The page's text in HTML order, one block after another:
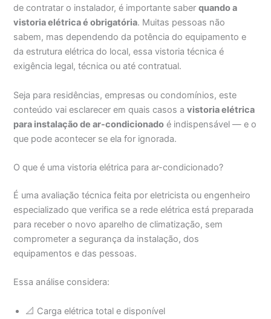
de contratar o instalador, é importante saberquando a
vistoria elétrica é obrigatória. Muitas pessoas não
sabem, mas dependendo da potência do equipamento e
da estrutura elétrica do local, essa vistoria técnica é
exigência legal, técnica ou até contratual.
Seja para residências, empresas ou condomínios, este
conteúdo vai esclarecer em quais casos avistoria elétrica
para instalação de ar-condicionado é indispensável — e o
que pode acontecer se ela for ignorada.
O que é uma vistoria elétrica para ar-condicionado?
É uma avaliação técnica feita por eletricista ou engenheiro
especializado que verifica se a rede elétrica está preparada
para receber o novo aparelho de climatização, sem
comprometer a segurança da instalação, dos
equipamentos e das pessoas.
Essa análise considera:
📐 Carga elétrica total e disponível